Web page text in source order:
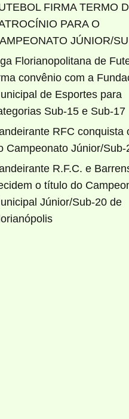
FIRMA TERMO
PARA O
JÚNIOR/
Florianopolitana de
convênio com a
de Esportes para
Sub-15 e Sub-17
RFC conquista
Campeonato Júnior/Sub-
R.F.C. e
o título do
Júnior/Sub-20 de